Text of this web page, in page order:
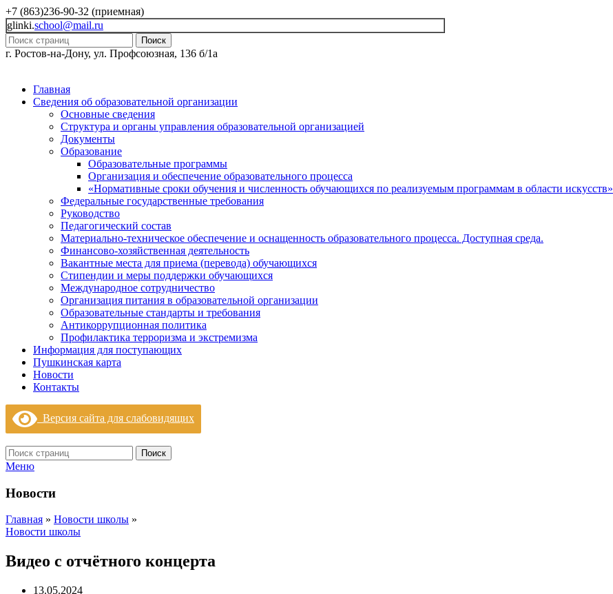
+7 (863)236-90-32 (приемная)
glinki.school@mail.ru
Поиск
г. Ростов-на-Дону, ул. Профсоюзная, 136 б/1а
Главная
Сведения об образовательной организации
Основные сведения
Структура и органы управления образовательной организацией
Документы
Образование
Образовательные программы
Организация и обеспечение образовательного процесса
«Нормативные сроки обучения и численность обучающихся по реализуемым программам в области искусств»
Федеральные государственные требования
Руководство
Педагогический состав
Материально-техническое обеспечение и оснащенность образовательного процесса. Доступная среда.
Финансово-хозяйственная деятельность
Вакантные места для приема (перевода) обучающихся
Стипендии и меры поддержки обучающихся
Международное сотрудничество
Организация питания в образовательной организации
Образовательные стандарты и требования
Антикоррупционная политика
Профилактика терроризма и экстремизма
Информация для поступающих
Пушкинская карта
Новости
Контакты
Версия сайта для слабовидящих
Поиск
Меню
Новости
Главная » Новости школы »
Новости школы
Видео с отчётного концерта
13.05.2024